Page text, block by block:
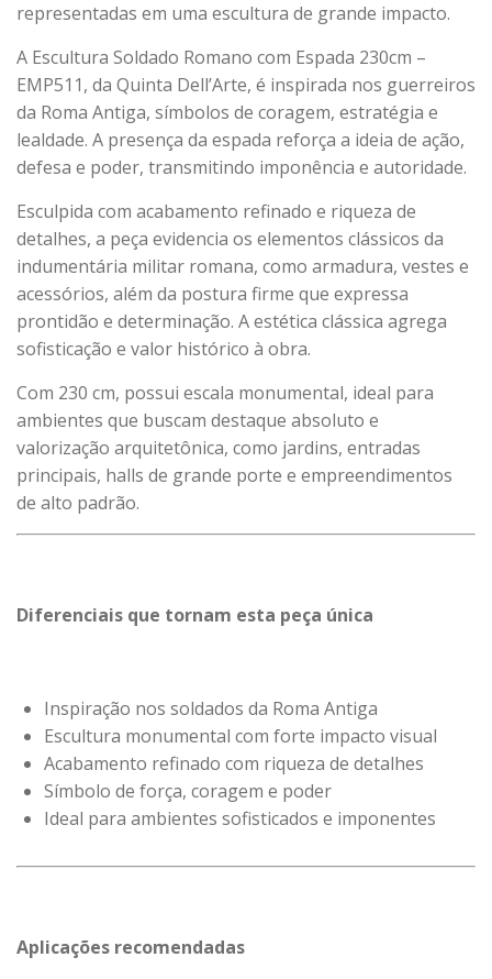
representadas em uma escultura de grande impacto.
A Escultura Soldado Romano com Espada 230cm –
EMP511, da Quinta Dell’Arte, é inspirada nos guerreiros
da Roma Antiga, símbolos de coragem, estratégia e
lealdade. A presença da espada reforça a ideia de ação,
defesa e poder, transmitindo imponência e autoridade.
Esculpida com acabamento refinado e riqueza de
detalhes, a peça evidencia os elementos clássicos da
indumentária militar romana, como armadura, vestes e
acessórios, além da postura firme que expressa
prontidão e determinação. A estética clássica agrega
sofisticação e valor histórico à obra.
Com 230 cm, possui escala monumental, ideal para
ambientes que buscam destaque absoluto e
valorização arquitetônica, como jardins, entradas
principais, halls de grande porte e empreendimentos
de alto padrão.
Diferenciais que tornam esta peça única
Inspiração nos soldados da Roma Antiga
Escultura monumental com forte impacto visual
Acabamento refinado com riqueza de detalhes
Símbolo de força, coragem e poder
Ideal para ambientes sofisticados e imponentes
Aplicações recomendadas